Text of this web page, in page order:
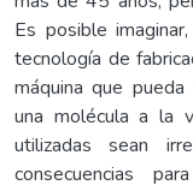
Es posible
tecnología de
máquina que
una molécula a la
utilizadas sean
consecuencias